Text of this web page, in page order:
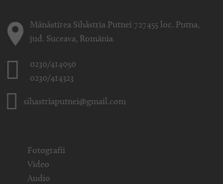
Mănăstirea Sihăstria Putnei 727455 loc. Putna,
jud. Suceava, România
0230/414050
0230/414323
sihastriaputnei@gmail.com
Fotografii
Video
Audio